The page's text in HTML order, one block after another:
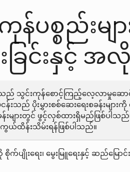
စ္စည်းမျာ
းခြင်းနှင့်
သွင်းကုန်စောင့်ကြည့်လေ့လာမှုဆောင်ရွ
ငန်းသည် ပိုးမွှားစစ်ဆေးရေးစခန်း
စခန်းများတွင် ဖွင့်လှစ်ထားရှိမည်ဖြ
ထိန်းသိမ်းရန်ဖြစ်ပါသည်။
က်ပျိုးရေး၊ မွေးမြူရေးနှင့် ဆည်မ